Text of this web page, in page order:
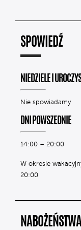
SPOWIEDŹ
NIEDZIELE I
Nie spowiadamy
DNI POWSZEDNIE
14:00 – 20:00
W okresie
20:00
NABOŻEŃSTWA